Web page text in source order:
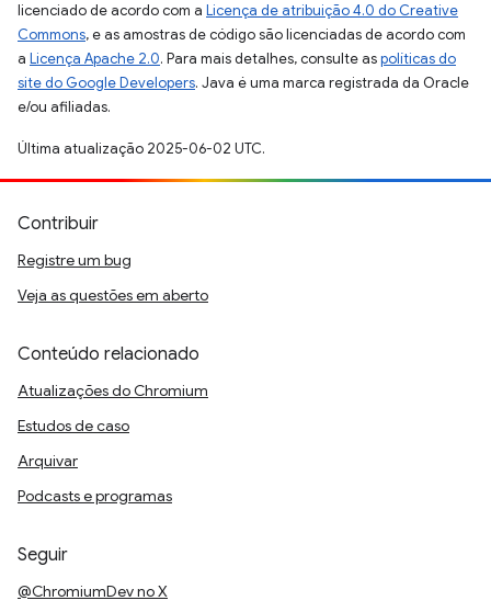
licenciado de acordo com a Licença de atribuição 4.0 do Creative
Commons, e as amostras de código são licenciadas de acordo com
a Licença Apache 2.0. Para mais detalhes, consulte aspolíticas do
site do Google Developers. Java é uma marca registrada da Oracle
e/ou afiliadas.
Última atualização 2025-06-02 UTC.
Contribuir
Registre um bug
Veja as questões em aberto
Conteúdo relacionado
Atualizações do Chromium
Estudos de caso
Arquivar
Podcasts e programas
Seguir
@ChromiumDev no X